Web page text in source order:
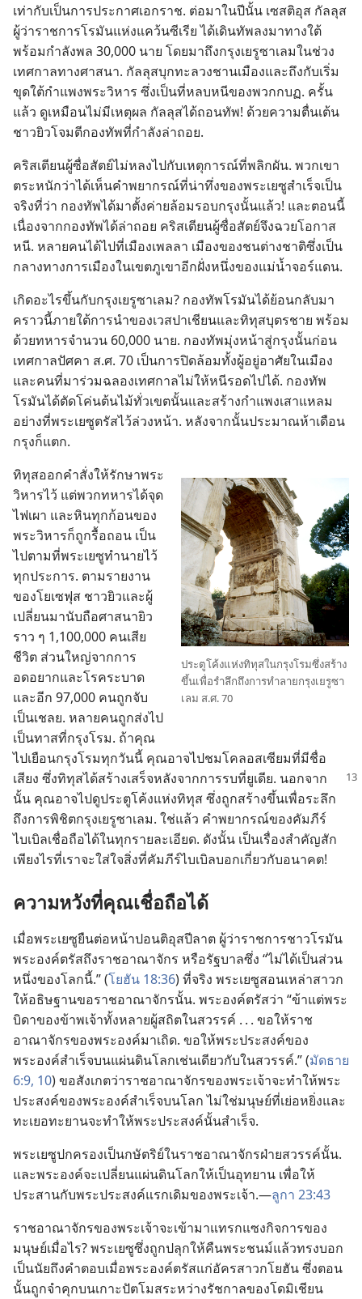
เท่า​กับ​เป็น​การ​ประกาศ​เอกราช. ต่อ​มา​ใน​ปี​นั้น เซสติอุส กัลลุส
ผู้​ว่า​ราชการ​โรมัน​แห่ง​แคว้น​ซีเรีย ได้​เดิน​ทัพ​ลง​มา​ทาง​ใต้​
พร้อม​กำลัง​พล 30,000 นาย โดย​มา​ถึง​กรุง​เยรูซาเลม​ใน​ช่วง​
เทศกาล​ทาง​ศาสนา. กัลลุส​บุก​ทะลวง​ชาน​เมือง​และ​ถึง​กับ​เริ่ม​
ขุด​ใต้​กำแพง​พระ​วิหาร ซึ่ง​เป็น​ที่​หลบ​หนี​ของ​พวก​กบฏ. ครั้น​
แล้ว ดู​เหมือน​ไม่​มี​เหตุ​ผล กัลลุส​ได้​ถอน​ทัพ! ด้วย​ความ​ตื่นเต้น
ชาว​ยิว​โจมตี​กองทัพ​ที่​กำลัง​ล่า​ถอย.
คริสเตียน​ผู้​ซื่อ​สัตย์​ไม่​หลง​ไป​กับ​เหตุ​การณ์​ที่​พลิก​ผัน. พวก​เขา​
ตระหนัก​ว่า​ได้​เห็น​คำ​พยากรณ์​ที่​น่า​ทึ่ง​ของ​พระ​เยซู​สำเร็จ​เป็น​
จริง​ที่​ว่า กองทัพ​ได้​มา​ตั้ง​ค่าย​ล้อม​รอบ​กรุง​นั้น​แล้ว! และ​ตอน​นี้​
เนื่อง​จาก​กองทัพ​ได้​ล่า​ถอย คริสเตียน​ผู้​ซื่อ​สัตย์​จึง​ฉวย​โอกาส​
หนี. หลาย​คน​ได้​ไป​ที่​เมือง​เพลลา เมือง​ของ​ชน​ต่าง​ชาติ​ซึ่ง​เป็น​
กลาง​ทาง​การ​เมือง​ใน​เขต​ภูเขา​อีก​ฝั่ง​หนึ่ง​ของ​แม่น้ำ​จอร์แดน.
เกิด​อะไร​ขึ้น​กับ​กรุง​เยรูซาเลม? กองทัพ​โรมัน​ได้​ย้อน​กลับ​มา
คราว​นี้​ภาย​ใต้​การ​นำ​ของ​เวสปาเชียน​และ​ทิทุส​บุตร​ชาย พร้อม​
ด้วย​ทหาร​จำนวน 60,000 นาย. กองทัพ​มุ่ง​หน้า​สู่​กรุง​นั้น​ก่อน​
เทศกาล​ปัศคา ส.ศ. 70 เป็น​การ​ปิด​ล้อม​ทั้ง​ผู้​อยู่​อาศัย​ใน​เมือง​
และ​คน​ที่​มา​ร่วม​ฉลอง​เทศกาล​ไม่​ให้​หนี​รอด​ไป​ได้. กองทัพ​
โรมัน​ได้​ตัด​โค่น​ต้น​ไม้​ทั่ว​เขต​นั้น​และ​สร้าง​กำแพง​เสา​แหลม​
อย่าง​ที่​พระ​เยซู​ตรัส​ไว้​ล่วง​หน้า. หลัง​จาก​นั้น​ประมาณ​ห้า​เดือน
กรุง​ก็​แตก.
ประตู​โค้ง​แห่ง​ทิทุส​ใน​กรุง​โรม​ซึ่ง​สร้าง​
ขึ้น​เพื่อ​รำลึก​ถึง​การ​ทำลาย​กรุง​เยรูซา
เลม ส.ศ. 70
ทิทุส​ออก​คำ​สั่ง​ให้​รักษา​พระ​
วิหาร​ไว้ แต่​พวก​ทหาร​ได้​จุด​
ไฟ​เผา และ​หิน​ทุก​ก้อน​ของ​
พระ​วิหาร​ก็​ถูก​รื้อ​ถอน เป็น​
ไป​ตาม​ที่​พระ​เยซู​ทำนาย​ไว้​
ทุก​ประการ. ตาม​รายงาน​
ของ​โยเซฟุส ชาว​ยิว​และ​ผู้​
เปลี่ยน​มา​นับถือ​ศาสนา​ยิว​
ราว ๆ 1,100,000 คน​เสีย​
ชีวิต ส่วน​ใหญ่​จาก​การ​
อดอยาก​และ​โรค​ระบาด
และ​อีก 97,000 คน​ถูก​จับ​
เป็น​เชลย. หลาย​คน​ถูก​ส่ง​ไป​
เป็น​ทาส​ที่​กรุง​โรม. ถ้า​คุณ​
ไป​เยือน​กรุง​โรม​ทุก​วัน​นี้ คุณ​อาจ​ไป​ชม​โคลอสเซียม​ที่​มี​ชื่อ
เสียง ซึ่ง​ทิทุส​ได้​สร้าง​เสร็จ​หลัง​จาก​การ​รบ​ที่​ยูเดีย. นอก​จาก​
นั้น คุณ​อาจ​ไป​ดู​ประตู​โค้ง​แห่ง​ทิทุส ซึ่ง​ถูก​สร้าง​ขึ้น​เพื่อ​ระลึก​
ถึง​การ​พิชิต​กรุง​เยรูซาเลม. ใช่​แล้ว คำ​พยากรณ์​ของ​คัมภีร์​
ไบเบิล​เชื่อถือ​ได้​ใน​ทุก​ราย​ละเอียด. ดัง​นั้น เป็น​เรื่อง​สำคัญ​สัก​
เพียง​ไร​ที่​เรา​จะ​ใส่​ใจ​สิ่ง​ที่​คัมภีร์​ไบเบิล​บอก​เกี่ยว​กับ​อนาคต!
ความ​หวัง​ที่​คุณ​เชื่อถือ​ได้
เมื่อ​พระ​เยซู​ยืน​ต่อ​หน้า​ปอนติอุส​ปีลาต ผู้​ว่า​ราชการ​ชาว​โรมัน
พระองค์​ตรัส​ถึง​ราชอาณาจักร หรือ​รัฐบาล​ซึ่ง “ไม่​ได้​เป็น​ส่วน​
หนึ่ง​ของ​โลก​นี้.” (โยฮัน 18:36) ที่​จริง พระ​เยซู​สอน​เหล่า​สาวก​
ให้​อธิษฐาน​ขอ​ราชอาณาจักร​นั้น. พระองค์​ตรัส​ว่า “ข้า​แต่​พระ​
บิดา​ของ​ข้าพเจ้า​ทั้ง​หลาย​ผู้​สถิต​ใน​สวรรค์ . . . ขอ​ให้​ราช
อาณาจักร​ของ​พระองค์​มา​เถิด. ขอ​ให้​พระ​ประสงค์​ของ​
พระองค์​สำเร็จ​บน​แผ่นดิน​โลก​เช่น​เดียว​กับ​ใน​สวรรค์.” (มัดธาย
6:9, 10) ขอ​สังเกต​ว่า​ราชอาณาจักร​ของ​พระเจ้า​จะ​ทำ​ให้​พระ​
ประสงค์​ของ​พระองค์​สำเร็จ​บน​โลก ไม่​ใช่​มนุษย์​ที่​เย่อหยิ่ง​และ​
ทะเยอทะยาน​จะ​ทำ​ให้​พระ​ประสงค์​นั้น​สำเร็จ.
พระ​เยซู​ปกครอง​เป็น​กษัตริย์​ใน​ราชอาณาจักร​ฝ่าย​สวรรค์​นั้น.
และ​พระองค์​จะ​เปลี่ยน​แผ่นดิน​โลก​ให้​เป็น​อุทยาน เพื่อ​ให้​
ประสาน​กับ​พระ​ประสงค์​แรก​เดิม​ของ​พระเจ้า.—ลูกา 23:​43
ราชอาณาจักร​ของ​พระเจ้า​จะ​เข้า​มา​แทรกแซง​กิจการ​ของ​
มนุษย์​เมื่อ​ไร? พระ​เยซู​ซึ่ง​ถูก​ปลุก​ให้​คืน​พระ​ชนม์​แล้ว​ทรง​บอก​
เป็น​นัย​ถึง​คำ​ตอบ​เมื่อ​พระองค์​ตรัส​แก่​อัครสาวก​โยฮัน ซึ่ง​ตอน​
นั้น​ถูก​จำ​คุก​บน​เกาะ​ปัตโมส​ระหว่าง​รัชกาล​ของ​โดมิเชียน​